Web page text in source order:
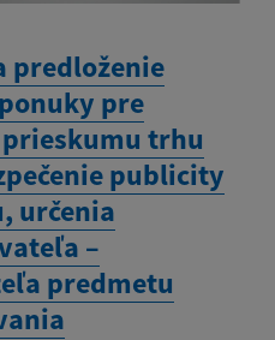
predloženie
pre
trhu
publicity
určenia
–
predmetu